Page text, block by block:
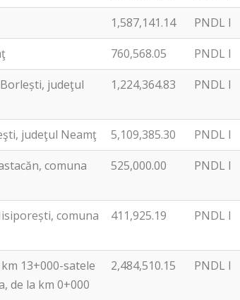
1,587,141.14
PNDL I
760,568.05
PNDL I
judeţul
1,224,364.83 PNDL I
judeţul Neamţ 5,109,385.30
PNDL I
comuna
525,000.00 PNDL I
comuna
411,925.19 PNDL I
13+000-satele
de la km 0+000
2,484,510.15 PNDL I